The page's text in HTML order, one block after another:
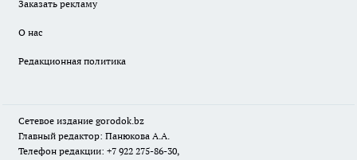
Заказать рекламу
О нас
Редакционная политика
Сетевое издание gorodok.bz
Главный редактор: Панюкова А.А.
Телефон редакции: +7 922 275-86-30,